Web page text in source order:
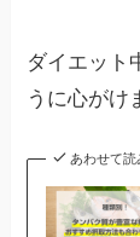
ダイエット
うに心がけ
あわせて読